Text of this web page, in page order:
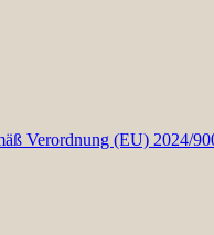
Verordnung (EU) 2024/